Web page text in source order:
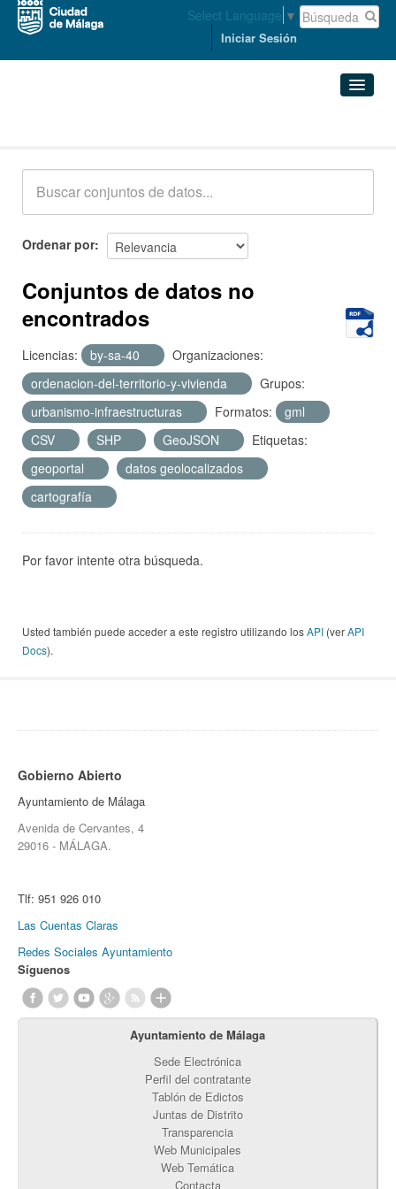
Select Language ▼
Iniciar Sesión
Acerca de
Ordenar por
Conjuntos de datos no
encontrados
Licencias: by-sa-40
Organizaciones:
ordenacion-del-territorio-y-vivienda
Grupos:
urbanismo-infraestructuras
Formatos:
gml
CSV
SHP GeoJSON
Etiquetas:
geoportal
datos geolocalizados
cartografía
Por favor intente otra búsqueda.
Usted también puede acceder a este registro utilizando losAPI (verAPI
Docs).
Gobierno Abierto
Ayuntamiento de Málaga
Avenida de Cervantes, 4
29016 - MÁLAGA.
Tlf: 951 926 010
Las Cuentas Claras
Redes Sociales Ayuntamiento
Síguenos
Ayuntamiento de Málaga
Sede Electrónica
Perfil del contratante
Tablón de Edictos
Juntas de Distrito
Transparencia
Web Municipales
Web Temática
Contacta